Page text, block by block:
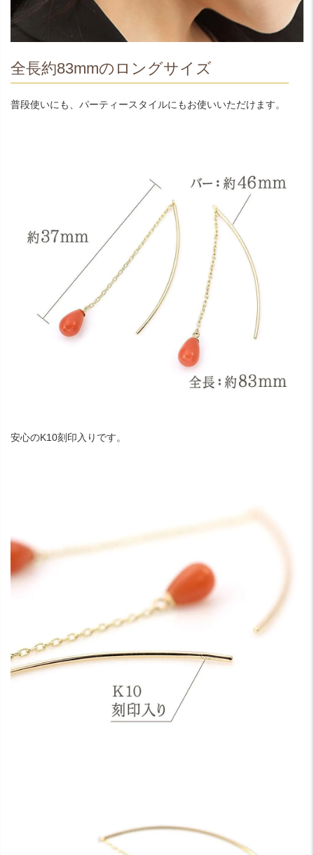
全長約83mmのロングサイズ
普段使いにも、パーティースタイルにもお使いいただけます。
安心のK10刻印入りです。